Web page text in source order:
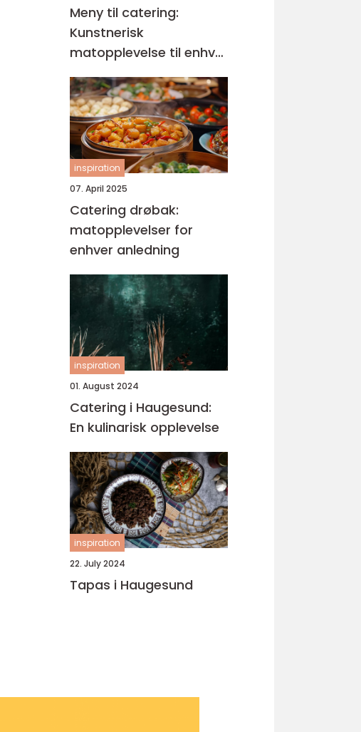
Meny til catering:
Kunstnerisk
matopplevelse til enhver
anledning
inspiration
07. April 2025
Catering drøbak:
matopplevelser for
enhver anledning
inspiration
01. August 2024
Catering i Haugesund:
En kulinarisk opplevelse
inspiration
22. July 2024
Tapas i Haugesund